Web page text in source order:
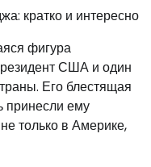
фигура
США и один
Его блестящая
принесли ему
только в Америке,